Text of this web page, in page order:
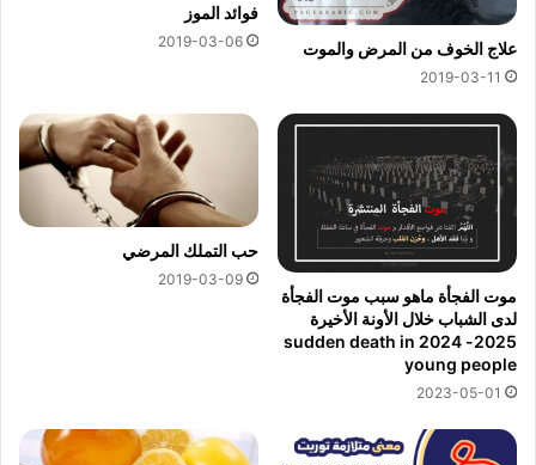
علاج الخوف من المرض والموت
2019-03-11
فوائد الموز
2019-03-06
موت الفجأة ماهو سبب موت الفجأة
لدى الشباب خلال الأونة الأخيرة
2025- 2024 sudden death in
young people
2023-05-01
حب التملك المرضي
2019-03-09